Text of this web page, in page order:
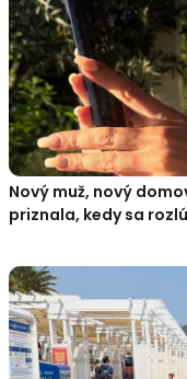
Nový muž, nový
priznala, kedy sa